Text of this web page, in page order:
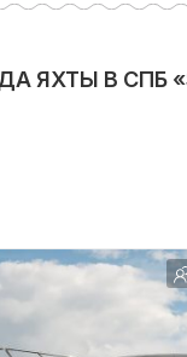
В СПБ